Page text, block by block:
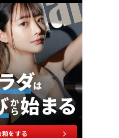
をする